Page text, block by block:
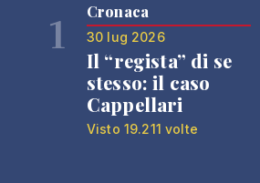
1 Cronaca
30 lug 2026
Il “regista” di se
stesso: il caso
Cappellari
Visto 19.211 volte